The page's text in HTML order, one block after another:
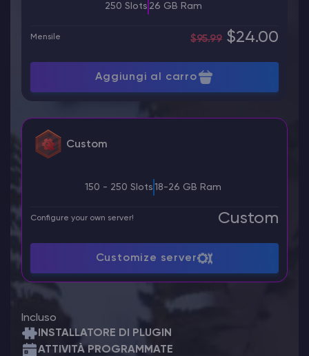
250 Slots 26 GB Ram
Mensile $95.99 $24.00
Aggiungi al carro
Custom
150 - 250 Slots 18-26 GB Ram
Configure your own server! Custom
Customize server
Incluso
INSTALLATORE DI PLUGIN
ATTIVITÀ PROGRAMMATE